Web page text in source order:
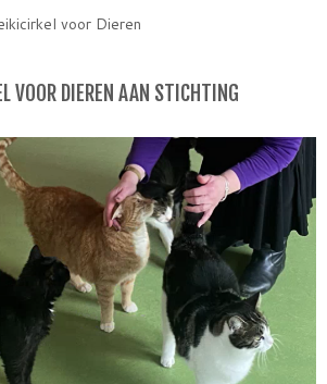
voor Dieren
VOOR DIEREN AAN STICHTING